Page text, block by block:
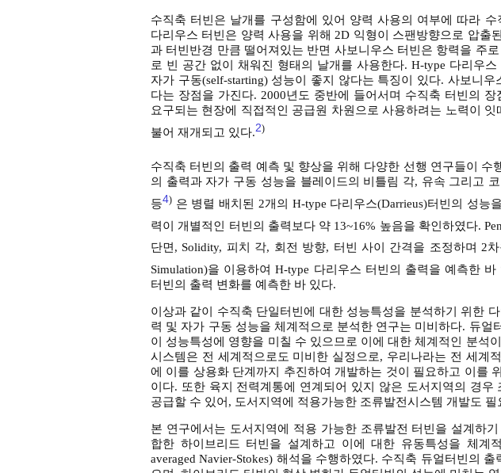
수직축 터빈은 날개를 구성함에 있어 양력 사용의 여부에 따라
다리우스 터빈은 양력 사용을 위해 2D 익형이 스팬방향으로 압출
과 터빈반경 만큼 떨어져있는 반면 사보니우스 터빈은 항력을 주
로 빈 공간 없이 채워진 형태의 날개를 사용한다. H-type 다리우
자가 구동(self-starting) 성능이 좋지 않다는 특징이 있다. 사보니
다는 장점을 가진다. 2000년도 중반에 들어서며 수직축 터빈의
요구되는 현장에 직접적인 공급원 차원으로 사용하려는 노력이
불어 재개되고 있다.2)
수직축 터빈의 출력 예측 및 향상을 위해 다양한 선행 연구들이 수
의 출력과 자가 구동 성능을 블레이드의 비틀림 각, 유속 그리고
등4) 은 병렬 배치된 2개의 H-type 다리우스(Darrieus)터빈의 성
력이 개별적인 터빈의 출력보다 약 13~16% 높음을 확인하였다.
단면, Solidity, 피치 각, 회전 방향, 터빈 사이 간격을 조정하며 2
Simulation)을 이용하여 H-type 다리우스 터빈의 출력을 예측한 바
터빈의 출력 변화를 예측한 바 있다.
이상과 같이 수직축 단일터빈에 대한 성능특성을 분석하기 위한
력 및 자가 구동 성능을 체계적으로 분석한 연구는 미비하다. 듀
이 성능특성에 영향을 미칠 수 있으므로 이에 대한 체계적인 분석
시스템은 전 세계적으로도 미비한 실정으로, 우리나라는 전 세계
에 이를 상용화 단계까지 추진하여 개발하는 것이 필요하고 이를
이다. 또한 육지 전력계통에 연계되어 있지 않은 도서지역의 경우
공급할 수 있어, 도서지역에 적용가능한 조류발전시스템 개발도 필
본 연구에서는 도서지역에 적용 가능한 조류발전 터빈을 설계하
합한 하이브리드 터빈을 설계하고 이에 대한 유동특성을 체계
averaged Navier-Stokes) 해석을 수행하였다. 수직축 듀얼터빈의